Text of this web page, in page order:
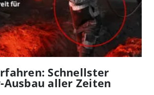
Schnellster
Ausbau aller Zeiten